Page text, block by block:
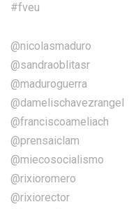
#fveu
@nicolasmaduro
@sandraoblitasr
@maduroguerra
@damelischavezrangel
@franciscoameliach
@prensaiclam
@miecosocialismo
@rixioromero
@rixiorector